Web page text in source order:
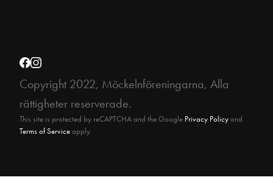
Copyright 2022, Möckelnföreningarna, Alla
rättigheter reserverade.
This site is protected by reCAPTCHA and the Google Privacy Policyand
Terms of Serviceapply.